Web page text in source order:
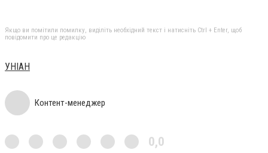
Якщо ви помітили помилку, виділіть необхідний текст і натисніть Ctrl + Enter, щоб
повідомити про це редакцію
УНІАН
Контент-менеджер
0,0